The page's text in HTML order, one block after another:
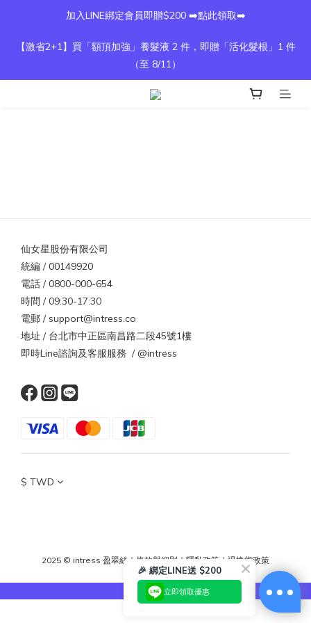
加入LINE綁定會員即贈$200 ➡️點此領取➡️
【激省2+1】買「額頂加強」養髮液 2 件，即贈「活化髮根」1 件
（至 8/11）
仙女星股份有限公司
統編 / 00149920
電話 / 0800-000-654
時間 / 09:30-17:30
電郵 / support@intress.co
地址 / 台北市中正區南昌路二段45號1樓
即時Line諮詢及客服服務 / @intress
$ TWD
2025 © intress 盈翠絲 ｜ 條款與細則 ｜ 隱私政策 ｜ 退換貨政策
🎉 綁定LINE送 $200
立即領取優惠